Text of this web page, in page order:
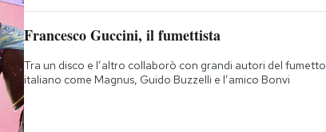
Francesco Guccini, il fumettista
Tra un disco e l’altro collaborò con grandi autori del fumetto
italiano come Magnus, Guido Buzzelli e l’amico Bonvi